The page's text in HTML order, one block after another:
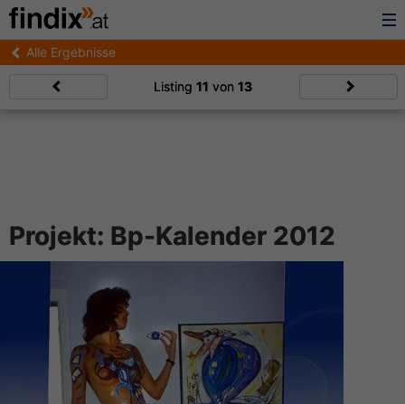
Alle Ergebnisse
Listing 11 von 13
Projekt: Bp-Kalender 2012